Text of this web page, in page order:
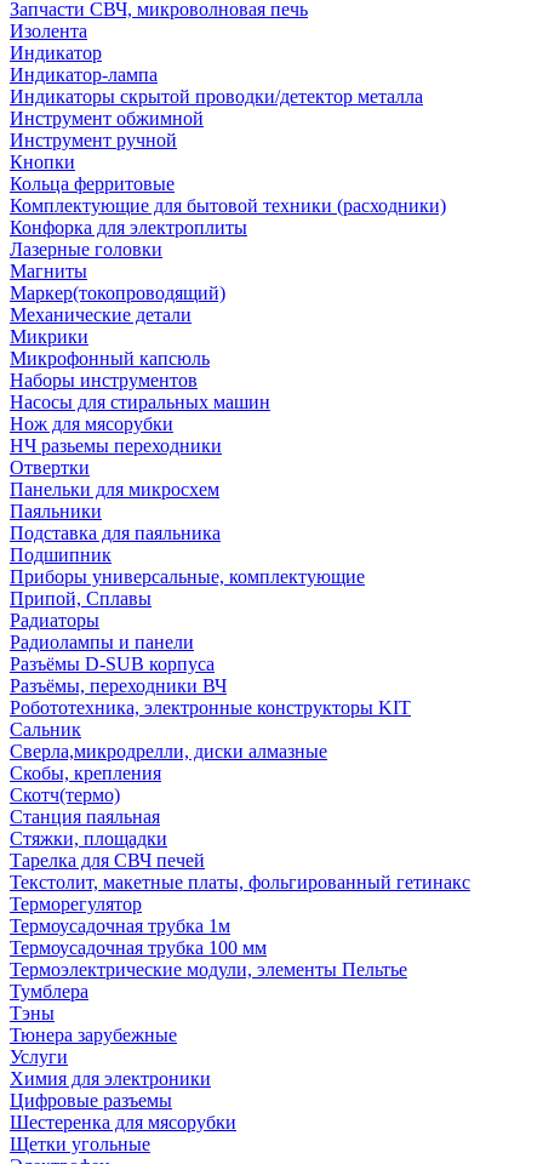
Запчасти СВЧ, микроволновая печь
Изолента
Индикатор
Индикатор-лампа
Индикаторы скрытой проводки/детектор металла
Инструмент обжимной
Инструмент ручной
Кнопки
Кольца ферритовые
Комплектующие для бытовой техники (расходники)
Конфорка для электроплиты
Лазерные головки
Магниты
Маркер(токопроводящий)
Механические детали
Микрики
Микрофонный капсюль
Наборы инструментов
Насосы для стиральных машин
Нож для мясорубки
НЧ разьемы переходники
Отвертки
Панельки для микросхем
Паяльники
Подставка для паяльника
Подшипник
Приборы универсальные, комплектующие
Припой, Сплавы
Радиаторы
Радиолампы и панели
Разъёмы D-SUB корпуса
Разъёмы, переходники ВЧ
Робототехника, электронные конструкторы KIT
Сальник
Сверла,микродрелли, диски алмазные
Скобы, крепления
Скотч(термо)
Станция паяльная
Стяжки, площадки
Тарелка для СВЧ печей
Текстолит, макетные платы, фольгированный гетинакс
Терморегулятор
Термоусадочная трубка 1м
Термоусадочная трубка 100 мм
Термоэлектрические модули, элементы Пельтье
Тумблера
Тэны
Тюнера зарубежные
Услуги
Химия для электроники
Цифровые разъемы
Шестеренка для мясорубки
Щетки угольные